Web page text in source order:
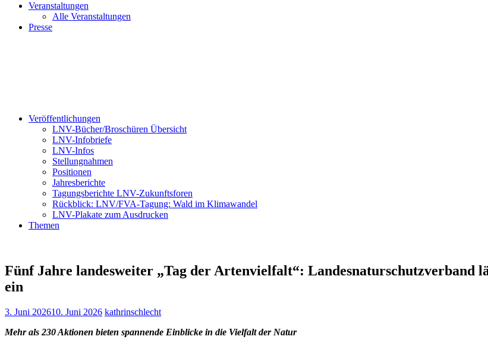
Veranstaltungen
Alle Veranstaltungen
Presse
Veröffentlichungen
LNV-Bücher/Broschüren Übersicht
LNV-Infobriefe
LNV-Infos
Stellungnahmen
Positionen
Jahresberichte
Tagungsberichte LNV-Zukunftsforen
Rückblick: LNV/FVA-Tagung: Wald im Klimawandel
LNV-Plakate zum Ausdrucken
Themen
Fünf Jahre landesweiter „Tag der Artenvielfalt“: Landesnaturschutzverband
ein
3. Juni 202610. Juni 2026 kathrinschlecht
Mehr als 230 Aktionen bieten spannende Einblicke in die Vielfalt der Natur